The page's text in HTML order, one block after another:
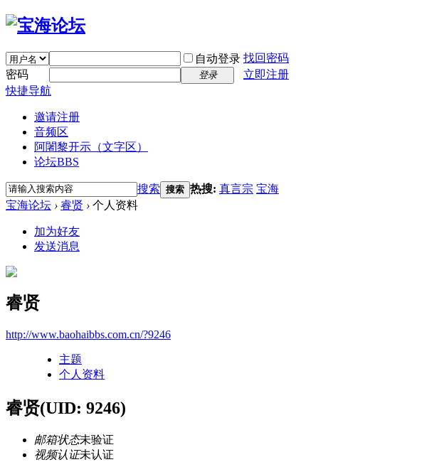
自动登录 找回密码
密码
登录
立即注册
快捷导航
邀请注册
音频区
阿闍黎开示（文字区）
论坛BBS
搜索 搜索 热搜: 真言宗 宝海
宝海论坛 › 睿贤 › 个人资料
加为好友
发送消息
睿贤
http://www.baohaibbs.com.cn/?9246
主题
个人资料
睿贤(UID: 9246)
邮箱状态未验证
视频认证未认证